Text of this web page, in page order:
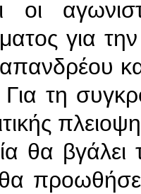
οι
για
Για τη
θα